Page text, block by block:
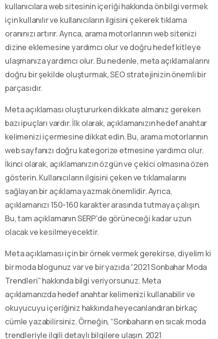
kullanıcılara web sitesinin içeriği hakkında ön bilgi vermek
için kullanılır ve kullanıcıların ilgisini çekerek tıklama
oranınızı artırır. Ayrıca, arama motorlarının web sitenizi
dizine eklemesine yardımcı olur ve doğru hedef kitleye
ulaşmanıza yardımcı olur. Bu nedenle, meta açıklamalarını
doğru bir şekilde oluşturmak, SEO stratejinizin önemli bir
parçasıdır.
Meta açıklaması oluştururken dikkate almanız gereken
bazı ipuçları vardır. İlk olarak, açıklamanızın hedef anahtar
kelimenizi içermesine dikkat edin. Bu, arama motorlarının
web sayfanızı doğru kategorize etmesine yardımcı olur.
İkinci olarak, açıklamanızın özgün ve çekici olmasına özen
gösterin. Kullanıcıların ilgisini çeken ve tıklamalarını
sağlayan bir açıklama yazmak önemlidir. Ayrıca,
açıklamanızı 150-160 karakter arasında tutmaya çalışın.
Bu, tam açıklamanın SERP’de görüneceği kadar uzun
olacak ve kesilmeyecektir.
Meta açıklaması için bir örnek vermek gerekirse, diyelim ki
bir moda blogunuz var ve bir yazıda “2021 Sonbahar Moda
Trendleri” hakkında bilgi veriyorsunuz. Meta
açıklamanızda hedef anahtar kelimenizi kullanabilir ve
okuyucuyu içeriğiniz hakkında heyecanlandıran birkaç
cümle yazabilirsiniz. Örneğin, “Sonbaharın en sıcak moda
trendleriyle ilgili detaylı bilgilere ulaşın. 2021